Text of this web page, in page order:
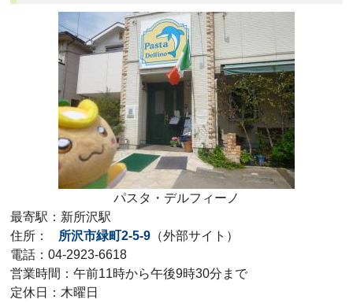
パスタ・デルフィーノ
最寄駅：新所沢駅
住所：
所沢市緑町2-5-9 （外部サイト）
電話：04-2923-6618
営業時間：午前11時から午後9時30分まで
定休日：木曜日